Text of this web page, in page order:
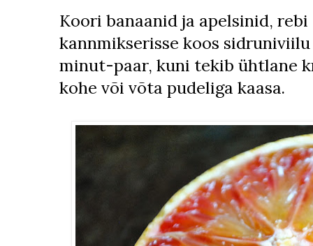
Koori banaanid ja apelsinid,
kannmikserisse koos sidruniviilu
minut-paar, kuni tekib ühtlane
kohe või võta pudeliga kaasa.